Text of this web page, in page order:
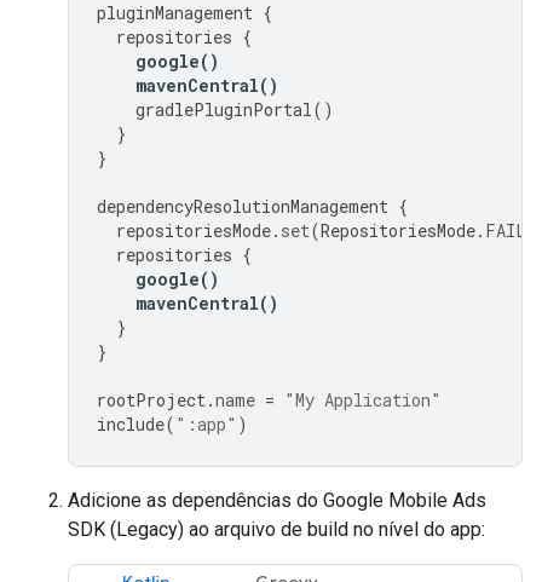
pluginManagement {
repositories {
google()
mavenCentral()
gradlePluginPortal()
}
}
dependencyResolutionManagement {
repositoriesMode. set(RepositoriesMode.
repositories {
google()
mavenCentral()
}
}
rootProject.name = "My Application"
include( ":app" )
Adicione as dependências do Google Mobile Ads
SDK (Legacy) ao arquivo de build no nível do app: